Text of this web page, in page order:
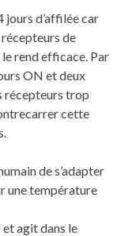
jours d’affilée car
de
rend efficace. Par
ON et deux
récepteurs trop
cette
de s’adapter
une température
agit dans le